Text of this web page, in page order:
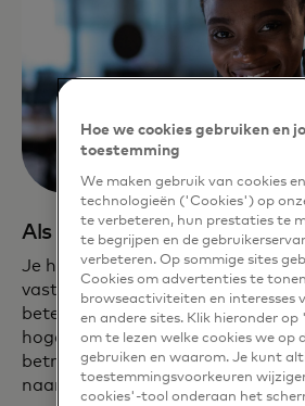
Als expert wil ik een stap
Je hebt de beste praktijken voor
vastgesteld, maar de steeds
betekenen dat je de
hoger niveau moet tillen.
betrouwbare partner maken kan
naar succes.
Hoe we cookies gebruiken en
toestemming
We maken gebruik van cookies
technologieën ('Cookies') op
te verbeteren, hun prestaties te
te begrijpen en de
verbeteren. Op sommige sites
Cookies om advertenties te
browseactiviteiten en interesses
en andere sites. Klik hieronder op
om te lezen welke cookies we op
gebruiken en waarom. Je kunt
toestemmingsvoorkeuren
cookies'-tool onderaan het